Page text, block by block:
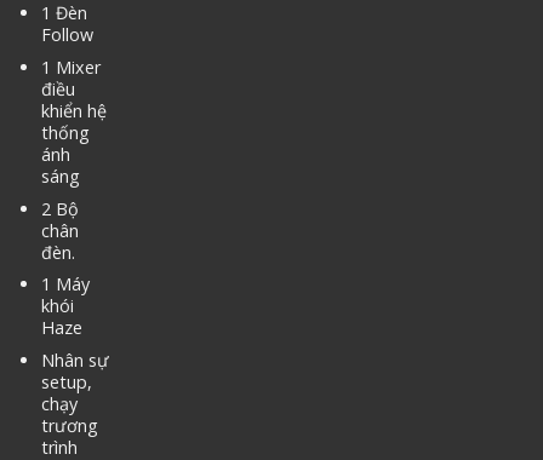
1 Đèn
Follow
1 Mixer
điều
khiển hệ
thống
ánh
sáng
2 Bộ
chân
đèn.
1 Máy
khói
Haze
Nhân sự
setup,
chạy
trương
trình